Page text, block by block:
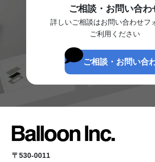
ご相談・お問い合わ
詳しいご相談はお問い合わせフ
ご利用ください
ご相談・お問い合
〒530-0011